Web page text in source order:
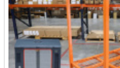
nhất mang lại Màu sắc trung
sáng khó khăn
Hỗ trợ WIFI 6
Camera WIFI